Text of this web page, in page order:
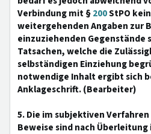
Verbindung mit §200StPO
weitergehenden Angaben zur
einzuziehenden Gegenstände
Tatsachen, welche die
selbständigen Einziehung
notwendige Inhalt ergibt sich
Anklageschrift. (Bearbeiter)
5. Die im subjektiven
Beweise sind nach